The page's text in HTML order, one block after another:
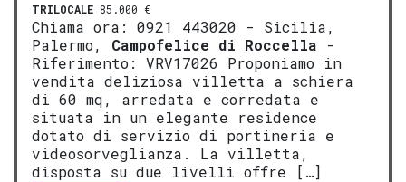
TRILOCALE 85.000 €
Chiama ora: 0921 443020 - Sicilia,
Palermo, Campofelice di Roccella -
Riferimento: VRV17026 Proponiamo in
vendita deliziosa villetta a schiera
di 60 mq, arredata e corredata e
situata in un elegante residence
dotato di servizio di portineria e
videosorveglianza. La villetta,
disposta su due livelli offre […]